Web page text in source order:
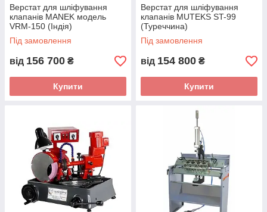
головок циліндрів
відносяться:
верстати для
верстати для
клапанів
опресувальні установки для пошуку тріщин
розсухарувачі для збирання-розбирання пружин
клапанів
преси для випресування напрямних втулок
вакуумтестери для перевірки якості поєднання
клапанів з сідлами (входять до комплекту верстатів для
Верстат для шліфування
клапанів MANEK модель
VRM-150 (Індія)
Під замовлення
від 156 700 ₴
Купити
Верстат для шліфування
клапанів MUTEKS ST-99
(Туреччина)
Під замовлення
від 154 800 ₴
Купити